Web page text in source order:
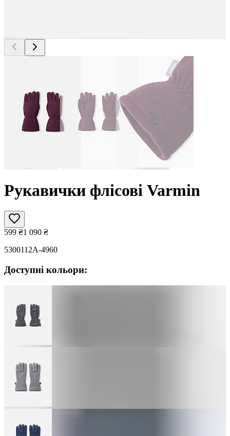
Рукавички флісові Varmin
599 ₴1 090 ₴
5300112A-4960
Доступні кольори: